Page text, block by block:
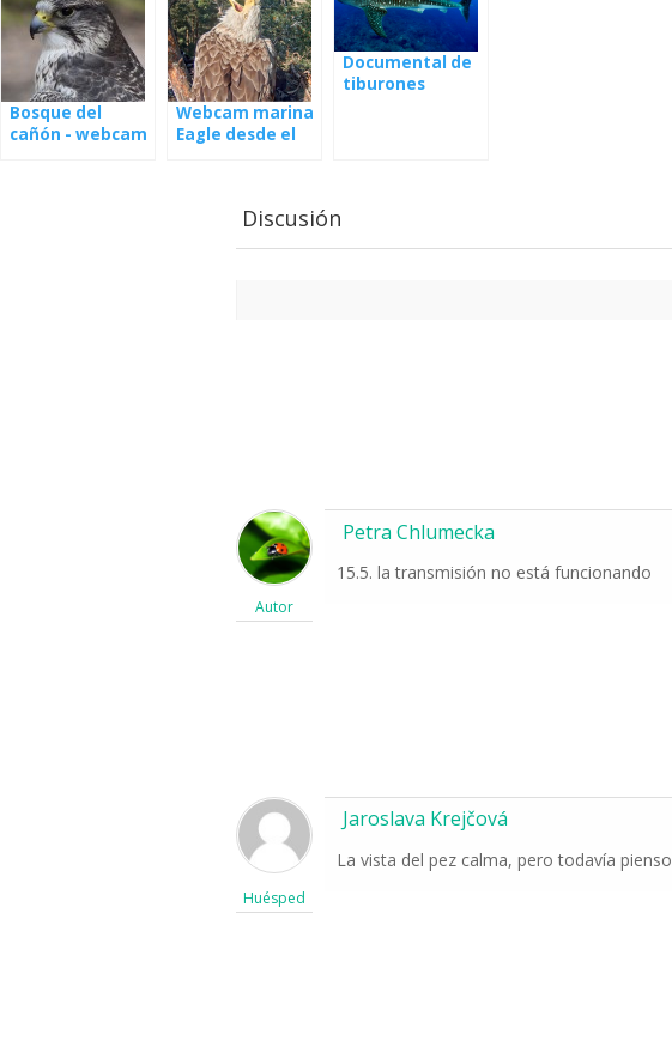
Bosque del
cañón - webcam
Webcam marina
Eagle desde el
Documental de
tiburones
Discusión
Autor
Petra Chlumecka
15.5. la transmisión no está funcionando
Huésped
Jaroslava Krejčová
La vista del pez calma, pero todavía